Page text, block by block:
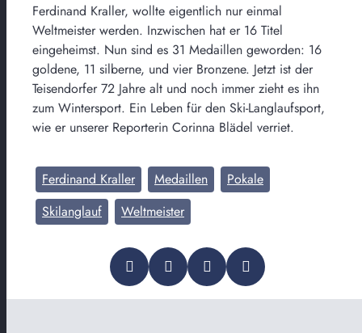
Ferdinand Kraller, wollte eigentlich nur einmal
Weltmeister werden. Inzwischen hat er 16 Titel
eingeheimst. Nun sind es 31 Medaillen geworden: 16
goldene, 11 silberne, und vier Bronzene. Jetzt ist der
Teisendorfer 72 Jahre alt und noch immer zieht es ihn
zum Wintersport. Ein Leben für den Ski-Langlaufsport,
wie er unserer Reporterin Corinna Blädel verriet.
Ferdinand Kraller Medaillen
Pokale
Skilanglauf
Weltmeister